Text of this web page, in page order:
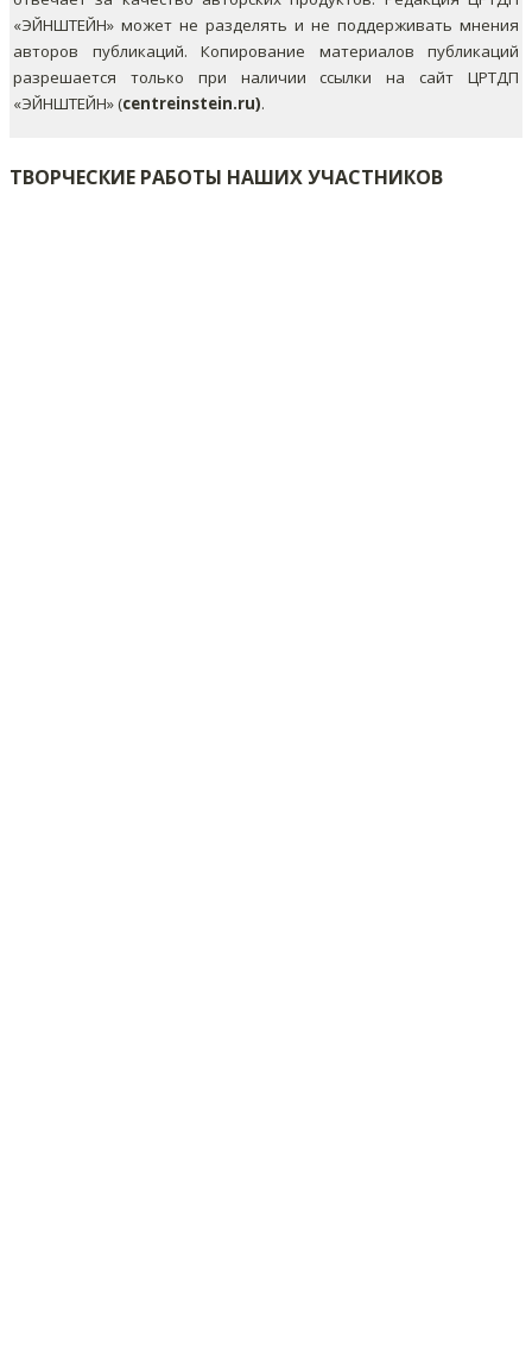
«ЭЙНШТЕЙН» может не разделять и не поддерживать мнения
авторов публикаций. Копирование материалов публикаций
разрешается только при наличии ссылки на сайт ЦРТДП
«ЭЙНШТЕЙН» (centreinstein.ru).
ТВОРЧЕСКИЕ РАБОТЫ НАШИХ УЧАСТНИКОВ